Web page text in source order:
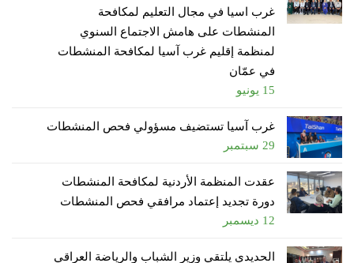
غرب اسيا في مجال التعليم لمكافحة
المنشطات على هامش الاجتماع السنوي
لمنظمة إقليم غرب آسيا لمكافحة المنشطات
في عمّان
15 يونيو
غرب آسيا تستضيف مسؤولي فحص المنشطات
29 سبتمبر
عقدت المنظمة الأردنية لمكافحة المنشطات
دورة تجديد إعتماد مرافقي فحص المنشطات
12 ديسمبر
الحديدي يلتقي وزير الشباب والرياضة العراقي